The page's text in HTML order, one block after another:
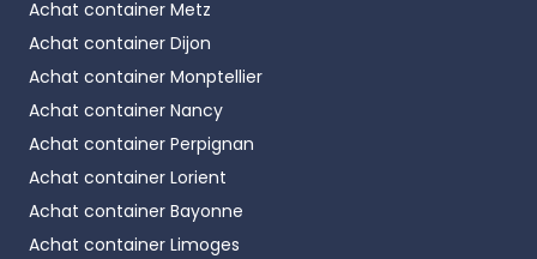
- Reefer 10 pieds high cube
2,89m - volume 13 m³
Disponible :Neufouoccasion
- Reefer 20 pieds: 6,06m × 2,44m × 2,59m -
volume 28 m³
Disponible :Neufouoccasion
Achat container Metz
Achat container Dijon
Achat container Monptellier
Achat container Nancy
Achat container Perpignan
Achat container Lorient
Achat container Bayonne
Achat container Limoges